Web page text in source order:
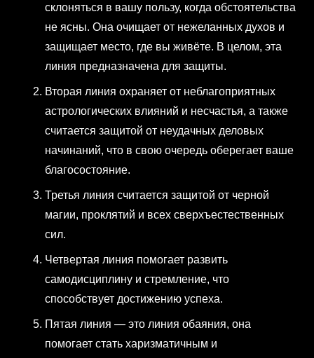
склоняться в вашу пользу, когда обстоятельства
не ясны. Она очищает от нежеланных духов и
защищает место, где вы живёте. В целом, эта
линия предназначена для защиты.
Вторая линия охраняет от неблагоприятных
астрологических влияний и несчастья, а также
считается защитой от неудачных деловых
начинаний, что в свою очередь оберегает ваше
благосостояние.
Третья линия считается защитой от черной
магии, проклятий и всех сверхъестественных
сил.
Четвертая линия помогает развить
самодисциплину и стремление, что
способствует достижению успеха.
Пятая линия — это линия обаяния, она
помогает стать харизматичным и